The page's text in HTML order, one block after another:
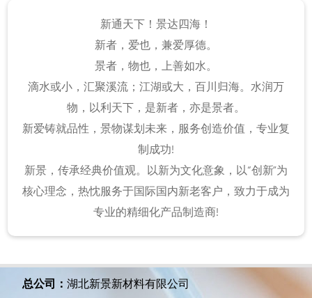
新通天下！景达四海！
新者，爱也，兼爱厚德。
景者，物也，上善如水。
滴水或小，汇聚溪流；江湖或大，百川归海。水润万
物，以利天下，是新者，亦是景者。
新爱铸就品性，景物谋划未来，服务创造价值，专业复
制成功!
新景，传承经典价值观。以新为文化意象，以“创新”为
核心理念，热忱服务于国际国内新老客户，致力于成为
专业的精细化产品制造商!
总公司：湖北新景新材料有限公司